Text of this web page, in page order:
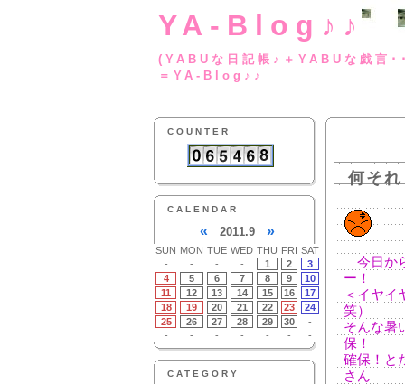
YA-Blog♪♪
(YABUな日記帳♪
＝YA-Blog♪♪
COUNTER
CALENDAR
« 2011.9 »
SUN MON TUE WED THU FRI SAT
-
- - - 1 2
3
4
5 6 7 8 9
10
11
12 13 14 15 16
17
18
19 20 21 22 23
24
25
26 27 28 29 30
-
-
- - - - - -
CATEGORY
何そ
今日か
ー！
＜イヤ
笑）
そんな暑
保！
確保！と
さん